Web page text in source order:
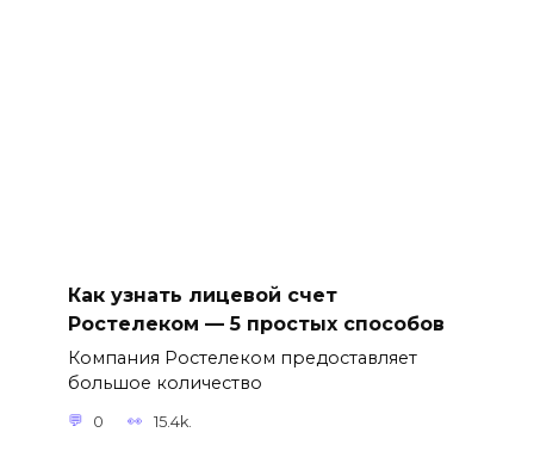
Как узнать лицевой счет
Ростелеком — 5 простых способов
Компания Ростелеком предоставляет
большое количество
0 15.4k.